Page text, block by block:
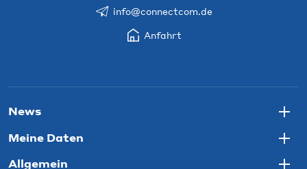
info@connectcom.de
Anfahrt
News
Meine Daten
Allgemein